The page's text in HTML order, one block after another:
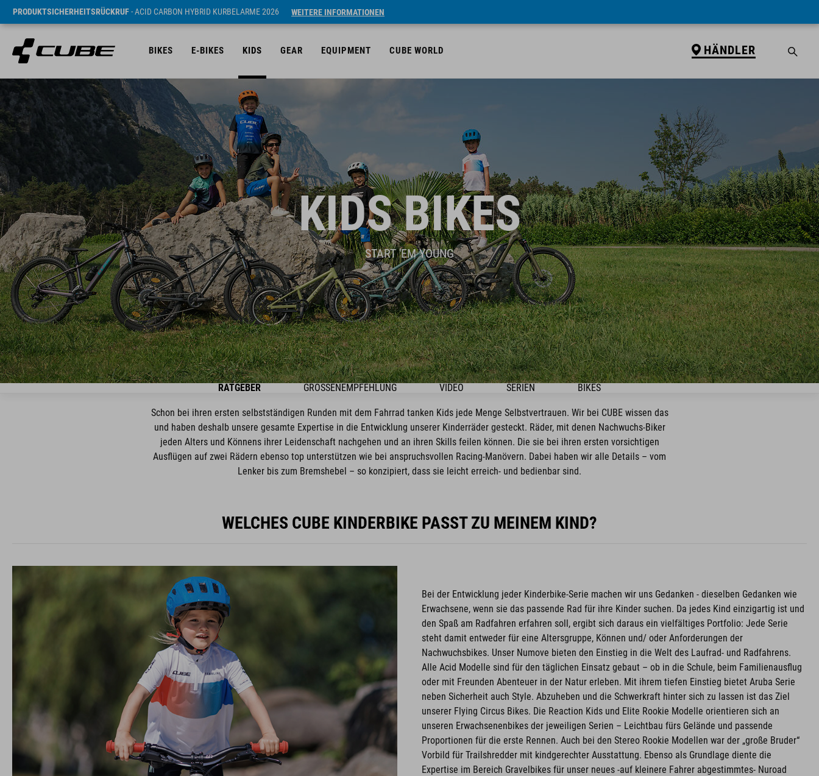
PRODUKTSICHERHEITSRÜCKRUF- ACID CARBON HYBRID KURBELARME 2026 WEITERE INFORMATIONEN
BIKES E-BIKES KIDS GEAR EQUIPMENT CUBE WORLD HÄNDLER
KIDS BIKES
START 'EM YOUNG
RATGEBER GRÖSSENEMPFEHLUNG VIDEO SERIEN BIKES
Schon bei ihren ersten selbstständigen Runden mit dem Fahrrad tanken Kids jede Menge Selbstvertrauen. Wir bei CUBE wissen das
und haben deshalb unsere gesamte Expertise in die Entwicklung unserer Kinderräder gesteckt. Räder, mit denen Nachwuchs-Biker
jeden Alters und Könnens ihrer Leidenschaft nachgehen und an ihren Skills feilen können. Die sie bei ihren ersten vorsichtigen
Ausflügen auf zwei Rädern ebenso top unterstützen wie bei anspruchsvollen Racing-Manövern. Dabei haben wir alle Details – vom
Lenker bis zum Bremshebel – so konzipiert, dass sie leicht erreich- und bedienbar sind.
WELCHES CUBE KINDERBIKE PASST ZU MEINEM KIND?
Bei der Entwicklung jeder Kinderbike-Serie machen wir uns Gedanken - dieselben Gedanken wie
Erwachsene, wenn sie das passende Rad für ihre Kinder suchen. Da jedes Kind einzigartig ist und
den Spaß am Radfahren erfahren soll, ergibt sich daraus ein vielfältiges Portfolio: Jede Serie
steht damit entweder für eine Altersgruppe, Können und/ oder Anforderungen der
Nachwuchsbikes. Unser Numove bieten den Einstieg in die Welt des Laufrad- und Radfahrens.
Alle Acid Modelle sind für den täglichen Einsatz gebaut – ob in die Schule, beim Familienausflug
oder mit Freunden Abenteuer in der Natur erleben. Mit ihrem tiefen Einstieg bietet Aruba Serie
neben Sicherheit auch Style. Abzuheben und die Schwerkraft hinter sich zu lassen ist das Ziel
unserer Flying Circus Bikes. Die Reaction Kids und Elite Rookie Modelle orientieren sich an
unseren Erwachsenenbikes der jeweiligen Serien – Leichtbau fürs Gelände und passende
Proportionen für die erste Rennen. Auch bei den Stereo Rookie Modellen war der „große Bruder“
Vorbild für Trailshredder mit kindgerechter Ausstattung. Ebenso als Grundlage diente die
Expertise im Bereich Gravelbikes für unser neues -auf kleinere Fahrer abgestimmtes- Nuroad